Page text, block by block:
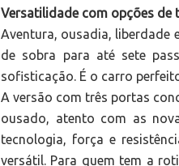
Versatilidade com opções de
Aventura, ousadia, liberdade
de sobra para até sete
sofisticação. É o carro
A versão com três portas
ousado, atento com as
tecnologia, força e
versátil. Para quem tem a